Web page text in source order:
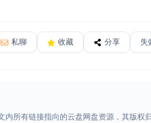
私聊 收藏 分享 失
所有链接指向的云盘网盘资源，其版权